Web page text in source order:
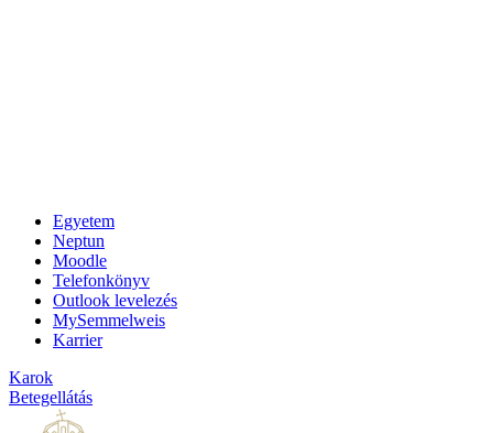
Egyetem
Neptun
Moodle
Telefonkönyv
Outlook levelezés
MySemmelweis
Karrier
Karok
Betegellátás